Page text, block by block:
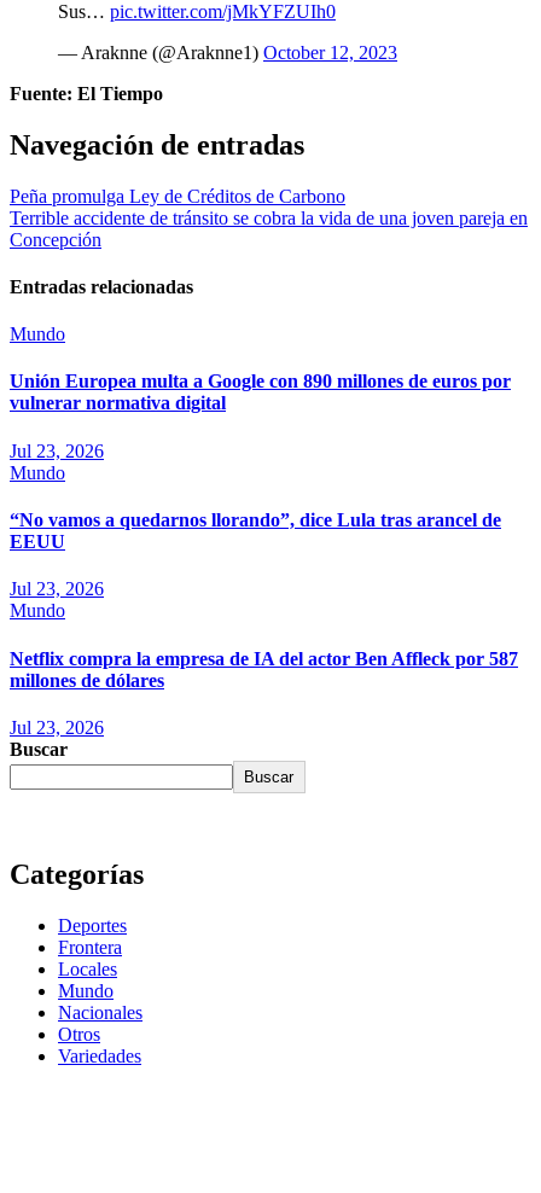
Sus… pic.twitter.com/jMkYFZUIh0
— Araknne (@Araknne1) October 12, 2023
Fuente: El Tiempo
Navegación de entradas
Peña promulga Ley de Créditos de Carbono
Terrible accidente de tránsito se cobra la vida de una joven pareja en
Concepción
Entradas relacionadas
Mundo
Unión Europea multa a Google con 890 millones de euros por
vulnerar normativa digital
Jul 23, 2026
Mundo
“No vamos a quedarnos llorando”, dice Lula tras arancel de
EEUU
Jul 23, 2026
Mundo
Netflix compra la empresa de IA del actor Ben Affleck por 587
millones de dólares
Jul 23, 2026
Buscar
Buscar
Categorías
Deportes
Frontera
Locales
Mundo
Nacionales
Otros
Variedades